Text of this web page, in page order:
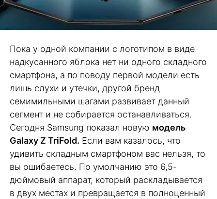
Пока у одной компании с логотипом в виде
надкусанного яблока нет ни одного складного
смартфона, а по поводу первой модели есть
лишь слухи и утечки, другой бренд
семимильными шагами развивает данный
сегмент и не собирается останавливаться.
Сегодня Samsung показал новую модель
Galaxy Z TriFold. Если вам казалось, что
удивить складным смартфоном вас нельзя, то
вы ошибаетесь. По умолчанию это 6,5-
дюймовый аппарат, который раскладывается
в двух местах и превращается в полноценный